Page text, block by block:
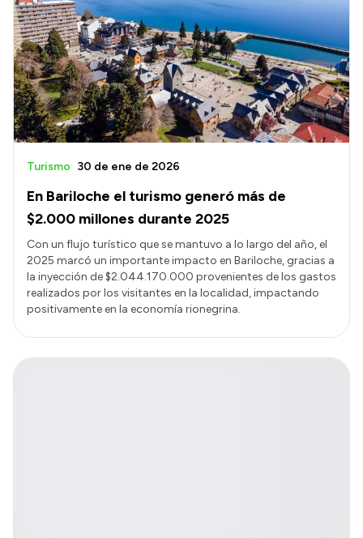
En Bariloche el turismo generó más de
$2.000 millones durante 2025
Turismo 30 de ene de 2026
Con un flujo turístico que se mantuvo a lo largo del año, el
2025 marcó un importante impacto en Bariloche, gracias a
la inyección de $2.044.170.000 provenientes de los gastos
realizados por los visitantes en la localidad, impactando
positivamente en la economía rionegrina.